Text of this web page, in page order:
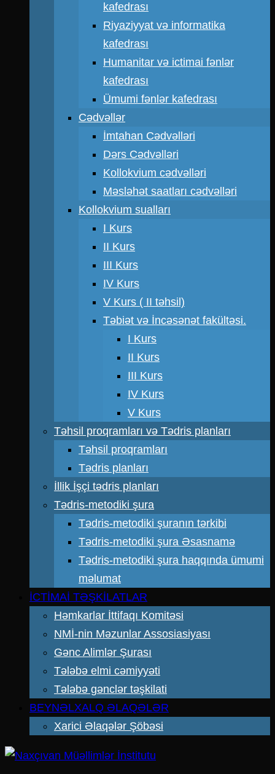
kafedrası
Riyaziyyat və informatika
kafedrası
Humanitar və ictimai fənlər
kafedrası
Ümumi fənlər kafedrası
Cədvəllər
İmtahan Cədvəlləri
Dərs Cədvəlləri
Kollokvium cədvəlləri
Məsləhət saatları cədvəlləri
Kollokvium sualları
I Kurs
II Kurs
III Kurs
IV Kurs
V Kurs ( II təhsil)
Təbiət və İncəsənət fakültəsi.
I Kurs
II Kurs
III Kurs
IV Kurs
V Kurs
Təhsil proqramları və Tədris planları
Təhsil proqramları
Tədris planları
İllik İşçi tədris planları
Tədris-metodiki şura
Tədris-metodiki şuranın tərkibi
Tədris-metodiki şura Əsasnamə
Tədris-metodiki şura haqqında ümumi
məlumat
İCTİMAİ TƏŞKİLATLAR
Həmkarlar İttifaqı Komitəsi
NMİ-nin Məzunlar Assosiasiyası
Gənc Alimlər Şurası
Tələbə elmi cəmiyyəti
Tələbə gənclər təşkilati
BEYNƏLXALQ ƏLAQƏLƏR
Xarici Əlaqələr Şöbəsi